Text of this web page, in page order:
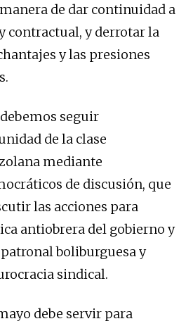
de dar continuidad a
contractual, y derrotar la
y las presiones
seguir
de la clase
mediante
de discusión, que
las acciones para
antiobrera del gobierno y
boliburguesa y
sindical.
debe servir para